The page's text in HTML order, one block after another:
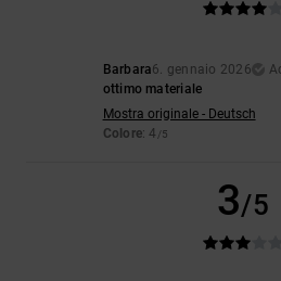
Barbara6. gennaio 2026
ottimo materiale
Mostra originale - Deutsch
Colore: 4 /5
3/5